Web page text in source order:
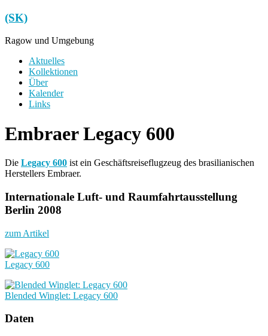
Zum
Inhalt
springen
(SK)
Ragow und Umgebung
Menü
Aktuelles
Kollektionen
Über
Kalender
Links
Embraer Legacy 600
Die Legacy 600 ist ein Geschäftsreiseflugzeug des brasilianischen
Herstellers Embraer.
Internationale Luft- und Raumfahrtausstellung
Berlin 2008
zum Artikel
Legacy 600
Blended Winglet: Legacy 600
Daten